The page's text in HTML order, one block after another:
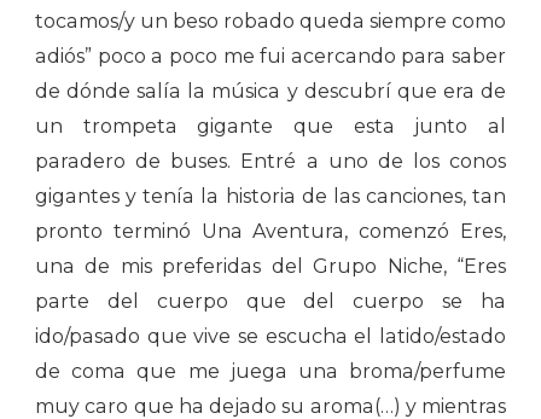
tocamos/y un beso robado queda siempre como
adiós” poco a poco me fui acercando para saber
de dónde salía la música y descubrí que era de
un trompeta gigante que esta junto al
paradero de buses. Entré a uno de los conos
gigantes y tenía la historia de las canciones, tan
pronto terminó Una Aventura, comenzó Eres,
una de mis preferidas del Grupo Niche, “Eres
parte del cuerpo que del cuerpo se ha
ido/pasado que vive se escucha el latido/estado
de coma que me juega una broma/perfume
muy caro que ha dejado su aroma(…) y mientras